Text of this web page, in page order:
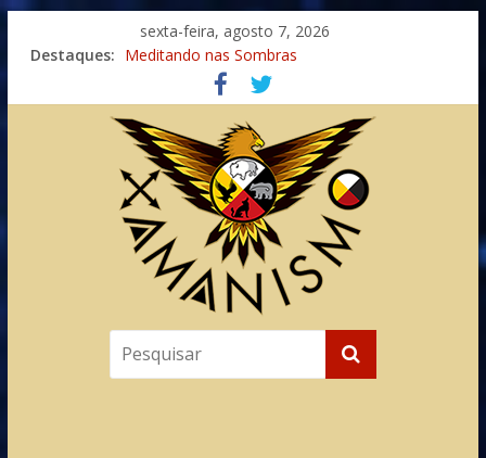
sexta-feira, agosto 7, 2026
Destaques: Imaginação na Cura
Meditando nas Sombras
Autosuficiência: A Jornada do Espírito Ancestral
Xamanismo Universal
Totens – Caminho Espiritual – Crescimento